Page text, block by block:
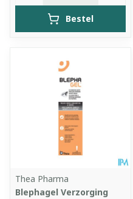
Bestel
Thea Pharma
Blephagel Verzorging